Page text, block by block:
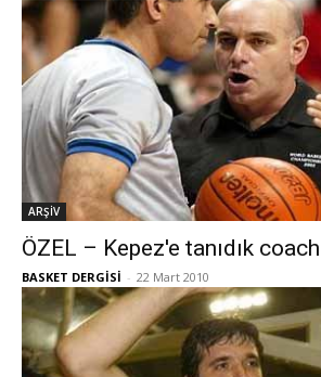
ARŞİV
ÖZEL – Kepez'e tanıdık coach
BASKET DERGİSİ - 22 Mart 2010